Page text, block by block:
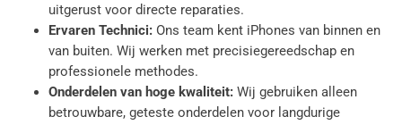
uitgerust voor directe reparaties.
Ervaren Technici: Ons team kent iPhones van binnen en
van buiten. Wij werken met precisiegereedschap en
professionele methodes.
Onderdelen van hoge kwaliteit: Wij gebruiken alleen
betrouwbare, geteste onderdelen voor langdurige